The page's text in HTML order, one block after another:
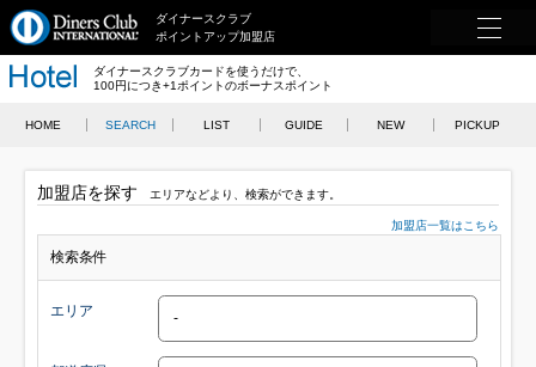
ダイナースクラブ
ポイントアップ加盟店
ダイナースクラブカードを使うだけで、
100円につき+1ポイントのボーナスポイント
HOME SEARCH LIST GUIDE NEW PICKUP
加盟店を探す エリアなどより、検索ができます。
加盟店一覧はこちら
検索条件
エリア